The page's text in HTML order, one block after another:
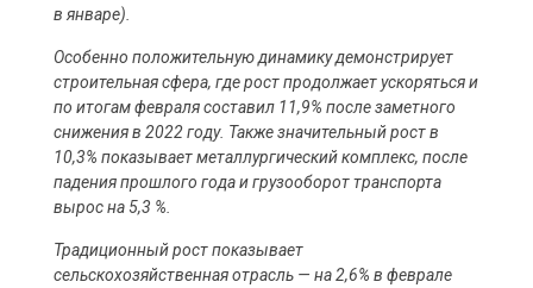
в январе).
Особенно положительную динамику демонстрирует
строительная сфера, где рост продолжает ускоряться и
по итогам февраля составил 11,9% после заметного
снижения в 2022 году. Также значительный рост в
10,3% показывает металлургический комплекс, после
падения прошлого года и грузооборот транспорта
вырос на 5,3 %.
Традиционный рост показывает
сельскохозяйственная отрасль — на 2,6% в феврале